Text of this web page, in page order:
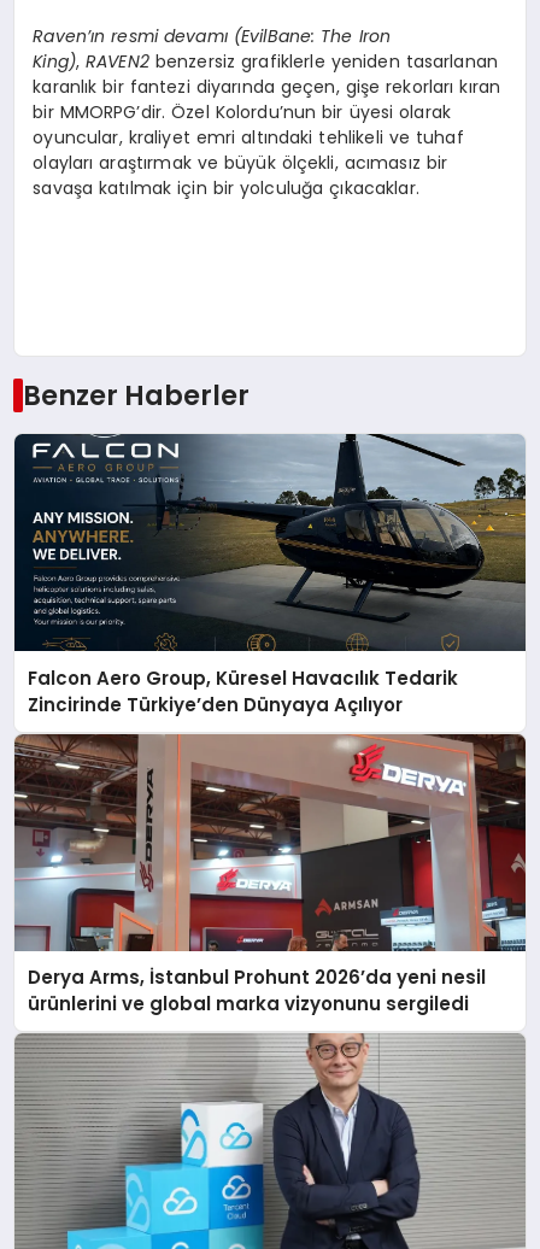
Raven’ın resmi devamı (EvilBane: The Iron
King),RAVEN2benzersiz grafiklerle yeniden tasarlanan
karanlık bir fantezi diyarında geçen, gişe rekorları kıran
bir MMORPG’dir. Özel Kolordu’nun bir üyesi olarak
oyuncular, kraliyet emri altındaki tehlikeli ve tuhaf
olayları araştırmak ve büyük ölçekli, acımasız bir
savaşa katılmak için bir yolculuğa çıkacaklar.
Benzer Haberler
Falcon Aero Group, Küresel Havacılık Tedarik
Zincirinde Türkiye’den Dünyaya Açılıyor
Derya Arms, İstanbul Prohunt 2026’da yeni nesil
ürünlerini ve global marka vizyonunu sergiledi